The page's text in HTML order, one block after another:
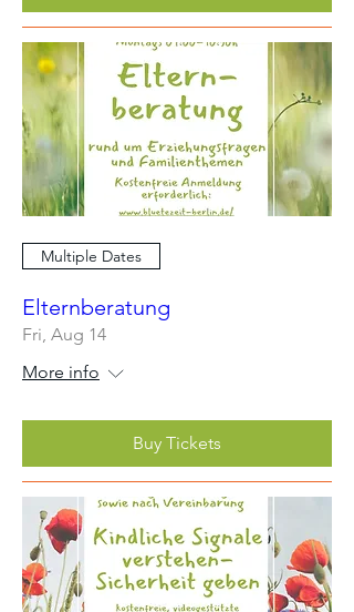
Multiple Dates
Elternberatung
Fri, Aug 14
More info
Buy Tickets